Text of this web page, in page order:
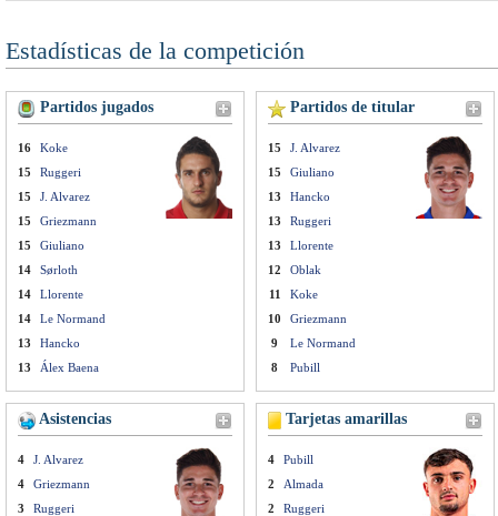
Estadísticas de la competición
Partidos jugados
16
Koke
15
Ruggeri
15
J. Alvarez
15
Griezmann
15
Giuliano
14
Sørloth
14
Llorente
14
Le Normand
13
Hancko
13
Álex Baena
Partidos de titular
15
J. Alvarez
15
Giuliano
13
Hancko
13
Ruggeri
13
Llorente
12
Oblak
11
Koke
10
Griezmann
9
Le Normand
8
Pubill
Asistencias
4
J. Alvarez
4
Griezmann
3
Ruggeri
Tarjetas amarillas
4
Pubill
2
Almada
2
Ruggeri